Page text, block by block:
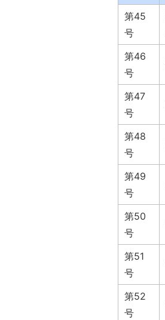
第45
号
第46
号
第47
号
第48
号
第49
号
第50
号
第51
号
第52
号